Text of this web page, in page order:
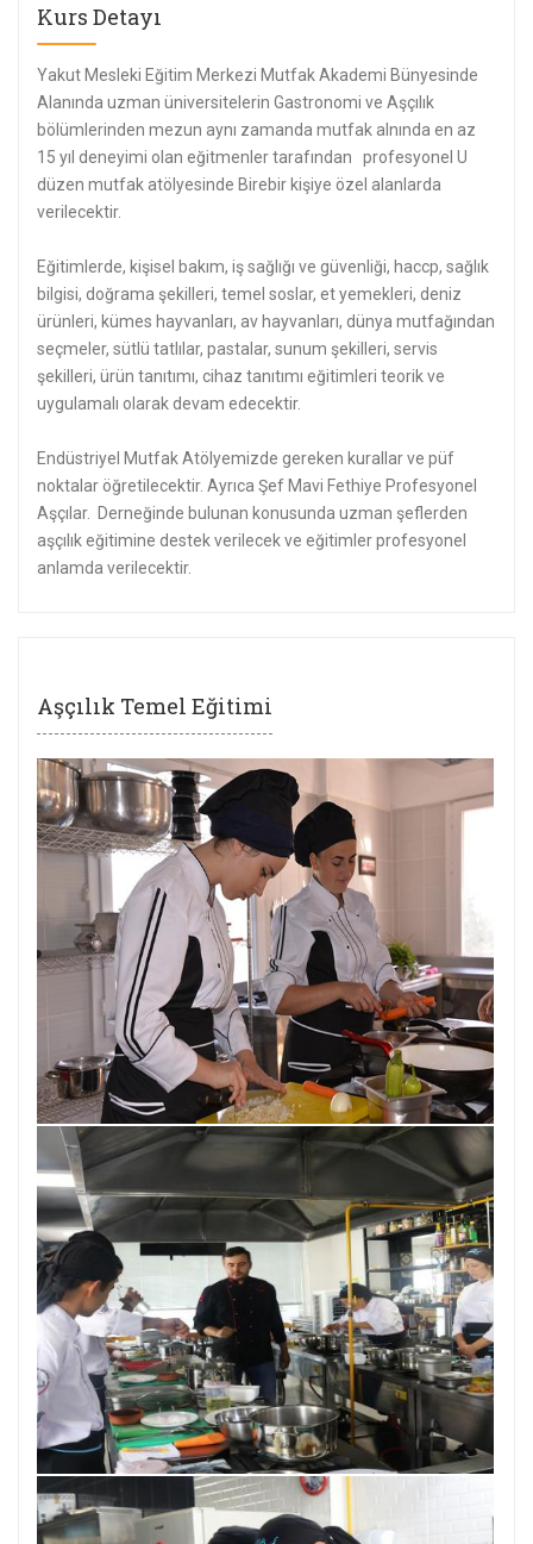
Kurs Detayı
Yakut Mesleki Eğitim Merkezi Mutfak Akademi Bünyesinde
Alanında uzman üniversitelerin Gastronomi ve Aşçılık
bölümlerinden mezun aynı zamanda mutfak alnında en az
15 yıl deneyimi olan eğitmenler tarafından profesyonel U
düzen mutfak atölyesinde Birebir kişiye özel alanlarda
verilecektir.
Eğitimlerde, kişisel bakım, iş sağlığı ve güvenliği, haccp, sağlık
bilgisi, doğrama şekilleri, temel soslar, et yemekleri, deniz
ürünleri, kümes hayvanları, av hayvanları, dünya mutfağından
seçmeler, sütlü tatlılar, pastalar, sunum şekilleri, servis
şekilleri, ürün tanıtımı, cihaz tanıtımı eğitimleri teorik ve
uygulamalı olarak devam edecektir.
Endüstriyel Mutfak Atölyemizde gereken kurallar ve püf
noktalar öğretilecektir. Ayrıca Şef Mavi Fethiye Profesyonel
Aşçılar. Derneğinde bulunan konusunda uzman şeflerden
aşçılık eğitimine destek verilecek ve eğitimler profesyonel
anlamda verilecektir.
Aşçılık Temel Eğitimi